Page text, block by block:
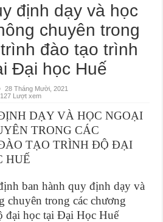
định dạy và học
chuyên trong
đào tạo trình
Đại học Huế
28 Tháng Mười, 2021
Lượt xem
DẠY VÀ HỌC NGOẠI
TRONG CÁC
TẠO TRÌNH ĐỘ ĐẠI
HUẾ
ban hành quy định dạy và
chuyên trong các chương
đại học tại Đại Học Huế